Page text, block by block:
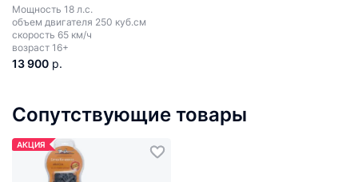
Мощность 18 л.с.
объем двигателя 250 куб.см
скорость 65 км/ч
возраст 16+
13 900 р.
Сопутствующие товары
АКЦИЯ